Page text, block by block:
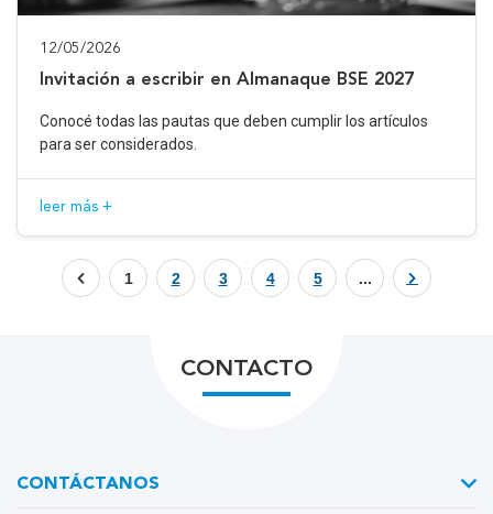
12/05/2026
Invitación a escribir en Almanaque BSE 2027
Conocé todas las pautas que deben cumplir los artículos
para ser considerados.
leer más +
1 2 3 4 5 ...
CONTACTO
CONTÁCTANOS